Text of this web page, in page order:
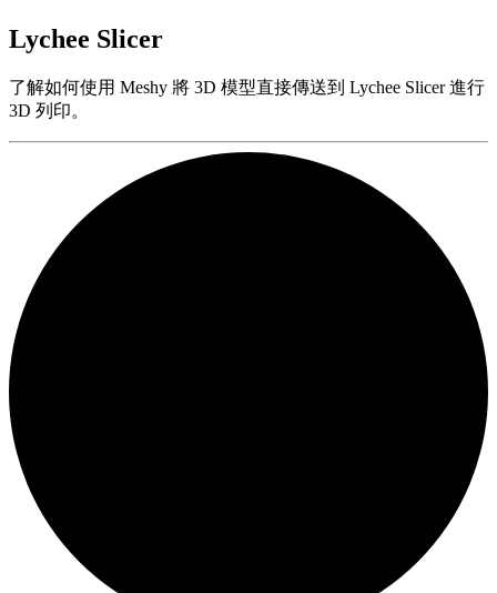
Lychee Slicer
了解如何使用 Meshy 將 3D 模型直接傳送到 Lychee Slicer 進行
3D 列印。